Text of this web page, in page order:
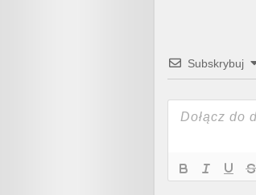
Subskrybuj